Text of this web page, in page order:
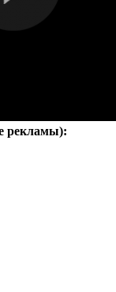
рекламы):